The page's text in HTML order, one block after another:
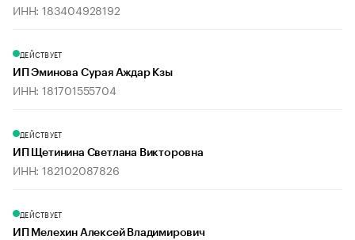
ИНН: 183404928192
ДЕЙСТВУЕТ
ИП Эминова Сурая Аждар Кзы
ИНН: 181701555704
ДЕЙСТВУЕТ
ИП Щетинина Светлана Викторовна
ИНН: 182102087826
ДЕЙСТВУЕТ
ИП Мелехин Алексей Владимирович